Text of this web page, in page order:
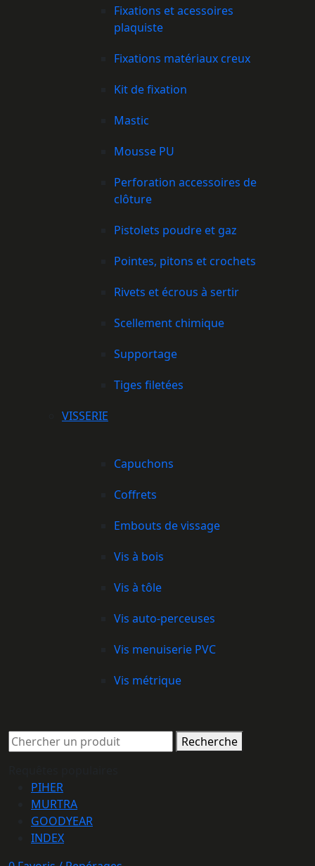
Fixations et acessoires
plaquiste
Fixations matériaux creux
Kit de fixation
Mastic
Mousse PU
Perforation accessoires de
clôture
Pistolets poudre et gaz
Pointes, pitons et crochets
Rivets et écrous à sertir
Scellement chimique
Supportage
Tiges filetées
VISSERIE
Capuchons
Coffrets
Embouts de vissage
Vis à bois
Vis à tôle
Vis auto-perceuses
Vis menuiserie PVC
Vis métrique
Recherche
PIHER
MURTRA
GOODYEAR
INDEX